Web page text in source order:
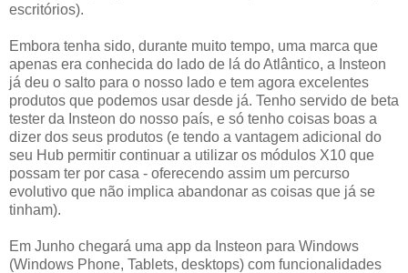
escritórios).
Embora tenha sido, durante muito tempo, uma marca que
apenas era conhecida do lado de lá do Atlântico, a Insteon
já deu o salto para o nosso lado e tem agora excelentes
produtos que podemos usar desde já. Tenho servido de beta
tester da Insteon do nosso país, e só tenho coisas boas a
dizer dos seus produtos (e tendo a vantagem adicional do
seu Hub permitir continuar a utilizar os módulos X10 que
possam ter por casa - oferecendo assim um percurso
evolutivo que não implica abandonar as coisas que já se
tinham).
Em Junho chegará uma app da Insteon para Windows
(Windows Phone, Tablets, desktops) com funcionalidades